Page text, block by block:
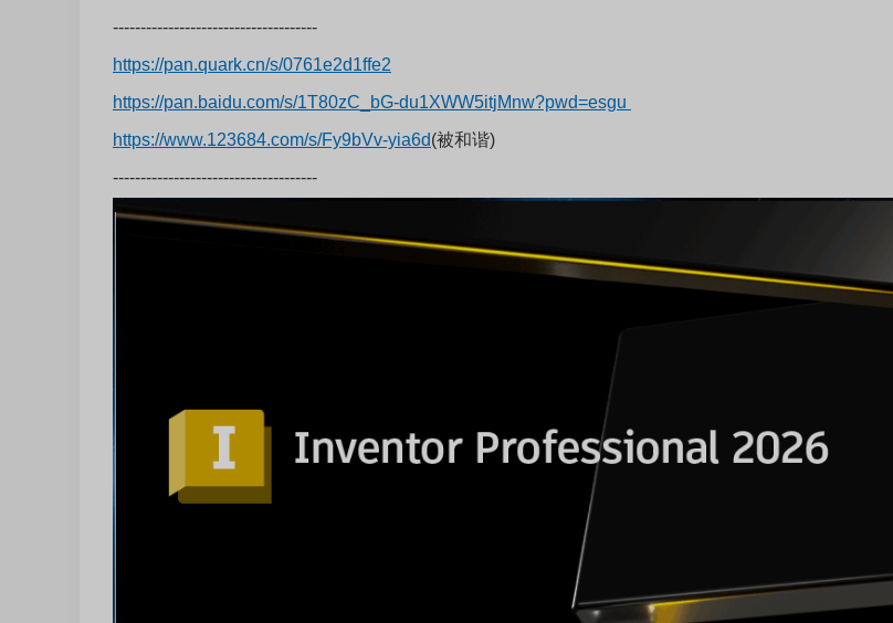
-------------------------------------
https://pan.quark.cn/s/0761e2d1ffe2
https://pan.baidu.com/s/1T80zC_bG-du1XWW5itjMnw?pwd=esgu
https://www.123684.com/s/Fy9bVv-yia6d(被和谐)
-------------------------------------